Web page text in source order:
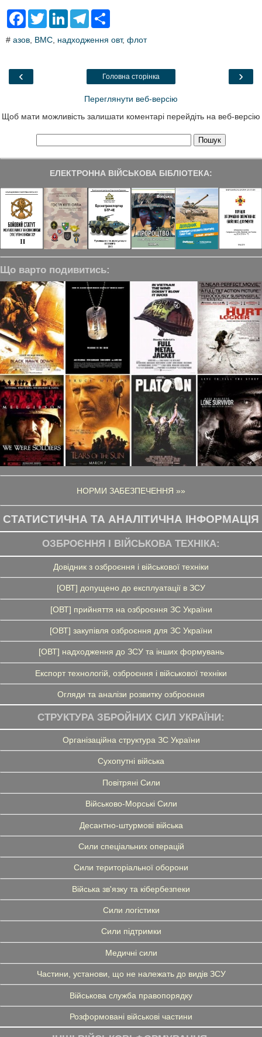
F
e
o
T
t
L
k
T
e
a
r
# азов ВМС надходження овт, флот
‹ ›
Головна сторінка
Переглянути веб-версію
Щоб мати можливість залишати коментарі перейдіть на веб-версію
ЕЛЕКТРОННА ВІЙСЬКОВА БІБЛІОТЕКА:
Що варто подивитись:
НОРМИ ЗАБЕЗПЕЧЕННЯ »»
СТАТИСТИЧНА ТА АНАЛІТИЧНА ІНФОРМАЦІЯ
ОЗБРОЄННЯ І ВІЙСЬКОВА ТЕХНІКА:
Довідник з озброєння і військової техніки
[ОВТ] допущено до експлуатації в ЗСУ
[ОВТ] прийняття на озброєння ЗС України
[ОВТ] закупівля озброєння для ЗС України
[ОВТ] надходження до ЗСУ та інших формувань
Експорт технологій, озброєння і військової техніки
Огляди та аналізи розвитку озброєння
СТРУКТУРА ЗБРОЙНИХ СИЛ УКРАЇНИ:
Організаційна структура ЗС України
Сухопутні війська
Повітряні Сили
Військово-Морські Сили
Десантно-штурмові війська
Сили спеціальних операцій
Сили територіальної оборони
Війська зв'язку та кібербезпеки
Сили логістики
Сили підтримки
Медичні сили
Частини, установи, що не належать до видів ЗСУ
Військова служба правопорядку
Розформовані військові частини